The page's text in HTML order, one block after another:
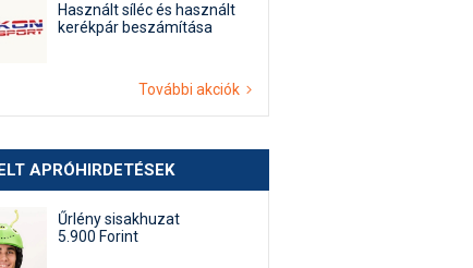
Használt síléc és használt
kerékpár beszámítása
További akciók
APRÓHIRDETÉSEK
Űrlény sisakhuzat
5.900 Forint